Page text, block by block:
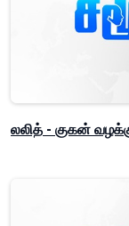
லலித் - குகன்